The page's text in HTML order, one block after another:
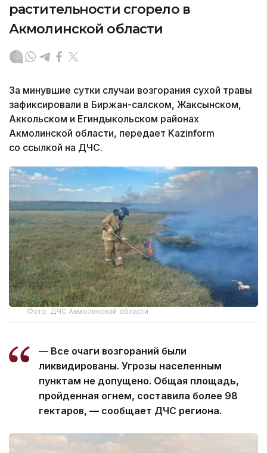
растительности сгорело в
Акмолинской области
За минувшие сутки случаи возгорания сухой травы
зафиксировали в Биржан-салском, Жаксынском,
Аккольском и Егиндыкольском районах
Акмолинской области, передает Kazinform
со ссылкой на ДЧС.
Фото: ДЧС Акмолинской области
— Все очаги возгораний были
ликвидированы. Угрозы населенным
пунктам не допущено. Общая площадь,
пройденная огнем, составила более 98
гектаров, — сообщает ДЧС региона.